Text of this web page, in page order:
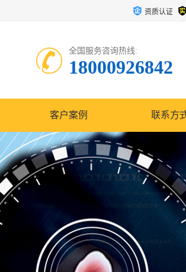
资质认证
全国服务咨询热线:
18000926842
客户案例 联系方